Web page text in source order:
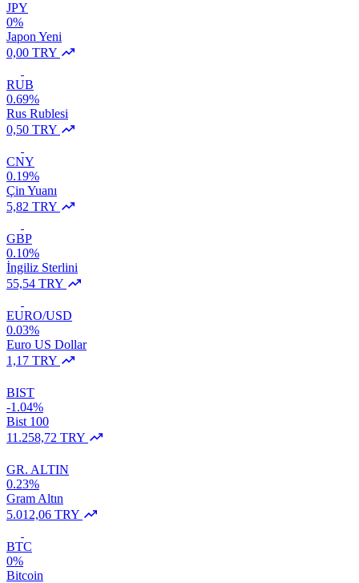
JPY
0%
Japon Yeni
0,00 TRY
RUB
0.69%
Rus Rublesi
0,50 TRY
CNY
0.19%
Çin Yuanı
5,82 TRY
GBP
0.10%
İngiliz Sterlini
55,54 TRY
EURO/USD
0.03%
Euro US Dollar
1,17 TRY
BIST
-1.04%
Bist 100
11.258,72 TRY
GR. ALTIN
0.23%
Gram Altın
5.012,06 TRY
BTC
0%
Bitcoin